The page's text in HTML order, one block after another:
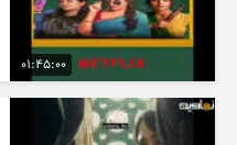
01:45:00